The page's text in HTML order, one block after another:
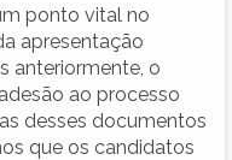
ponto vital no
apresentação
anteriormente, o
ao processo
desses documentos
que os candidatos